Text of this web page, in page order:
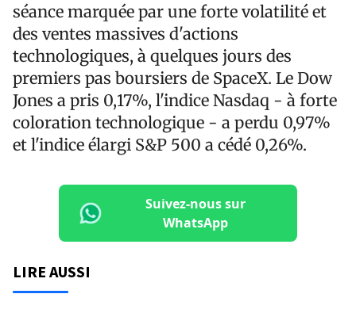
séance marquée par une forte volatilité et
des ventes massives d'actions
technologiques, à quelques jours des
premiers pas boursiers de SpaceX. Le Dow
Jones a pris 0,17%, l'indice Nasdaq - à forte
coloration technologique - a perdu 0,97%
et l'indice élargi S&P 500 a cédé 0,26%.
Suivez-nous sur
WhatsApp
LIRE AUSSI